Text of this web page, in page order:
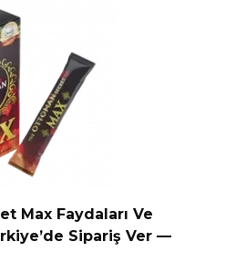
Max Faydaları Ve
Sipariş Ver —